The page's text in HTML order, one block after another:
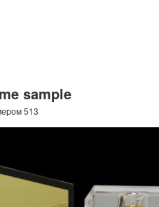
sample
513